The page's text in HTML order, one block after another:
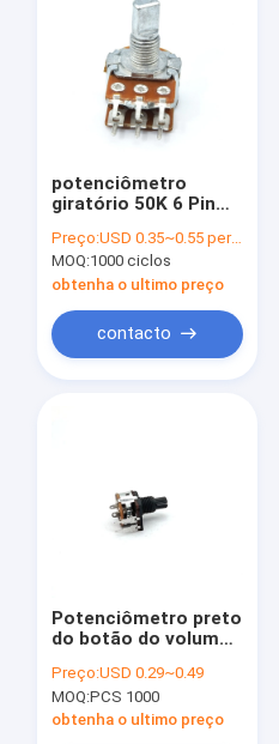
potenciômetro
giratório 50K 6 Pin
Humidifier de 16mm
B10K
Preço:USD 0.35~0.55 per piece
MOQ:1000 ciclos
obtenha o ultimo preço
contacto
Potenciômetro preto
do botão do volume
Volume Control 0.2W
Preço:USD 0.29~0.49
MOQ:PCS 1000
obtenha o ultimo preço